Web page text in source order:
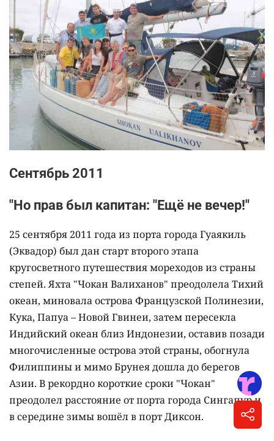
Сентябрь 2011
"Но прав был капитан: "Ещё не вечер!"
25 сентября 2011 года из порта города Гуаякиль
(Эквадор) был дан старт второго этапа
кругосветного путешествия мореходов из страны
степей. Яхта "Чокан Валиханов" преодолела Тихий
океан, миновала острова Французской Полинезии,
Кука, Папуа – Новой Гвинеи, затем пересекла
Индийский океан близ Индонезии, оставив позади
многочисленные острова этой страны, обогнула
Филиппины и мимо Брунея дошла до берегов
Азии. В рекордно короткие сроки "Чокан"
преодолел расстояние от порта города Сингапур и
в середине зимы вошёл в порт Диксон.